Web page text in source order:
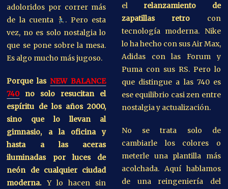
adoloridos por correr más
de la cuenta
. Pero esta
vez, no es solo nostalgia lo
que se pone sobre la mesa.
Es algo mucho más jugoso.
Porque las NEW BALANCE
740no solo resucitan el
espíritu de los años 2000,
sino que lo llevan al
gimnasio, a la oficina y
hasta a las aceras
iluminadas por luces de
neón de cualquier ciudad
moderna.Y lo hacen sin
el relanzamiento de
zapatillas retrocon
tecnología moderna. Nike
lo ha hecho con sus Air Max,
Adidas con las Forum y
Puma con sus RS. Pero lo
que distingue a las 740 es
ese equilibrio casi zen entre
nostalgia y actualización.
No se trata solo de
cambiarle los colores o
meterle una plantilla más
acolchada. Aquí hablamos
de una reingeniería del